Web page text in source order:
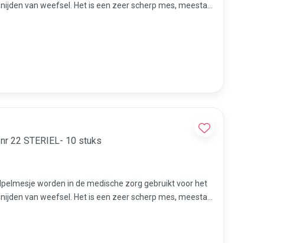
van weefsel. Het is een zeer scherp mes, meestal
22 STERIEL- 10 stuks
worden in de medische zorg gebruikt voor het
van weefsel. Het is een zeer scherp mes, meestal